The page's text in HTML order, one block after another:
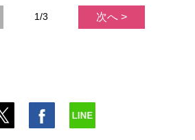
1/3 次へ >